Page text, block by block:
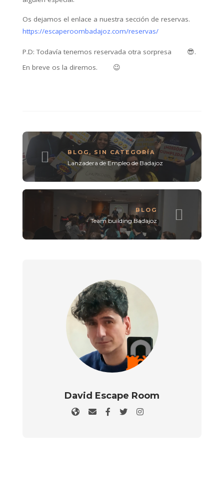
Os dejamos el enlace a nuestra sección de reservas.
https://escaperoombadajoz.com/reservas/
P.D: Todavía tenemos reservada otra sorpresa 😎.
En breve os la diremos.
😉
BLOG , SIN CATEGORÍA
Lanzadera de Empleo de Badajoz
BLOG
Team building Badajoz
David Escape Room